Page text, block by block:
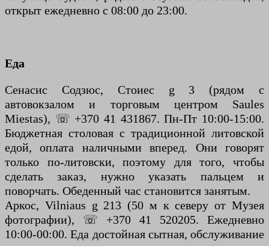
открыт ежедневно с 08:00 до 23:00.
Еда
Сенасис Содзюс, Стоиес g 3 (рядом с
автовокзалом и торговым центром Saules
Miestas), ☏ +370 41 431867. Пн-Пт 10:00-15:00.
Бюджетная столовая с традиционной литовской
едой, оплата наличными вперед. Они говорят
только по-литовски, поэтому для того, чтобы
сделать заказ, нужно указать пальцем и
поворчать. Обеденный час становится занятым.
Аркос, Vilniaus g 213 (50 м к северу от Музея
фотографии), ☏ +370 41 520205. Ежедневно
10:00-00:00. Еда достойная сытная, обслуживание